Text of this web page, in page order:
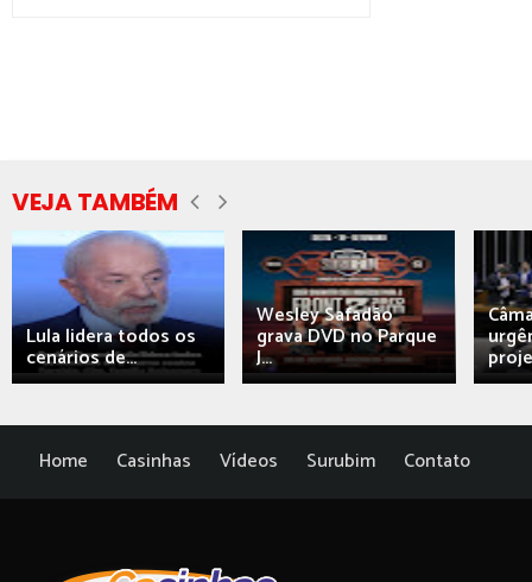
VEJA TAMBÉM
Lula lidera todos os
cenários de...
Wesley Safadão
grava DVD no Parque
J...
Home Casinhas Vídeos Surubim Contato